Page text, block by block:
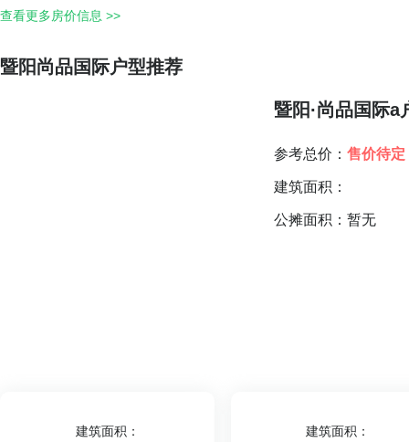
查看更多房价信息 >>
暨阳尚品国际户型推荐
暨阳·尚品国际a
参考总价： 售价待定
建筑面积：
公摊面积：暂无
建筑面积： 建筑面积：